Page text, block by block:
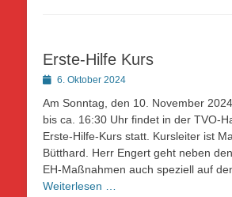
Erste-Hilfe Kurs
Posted6. Oktober 2024
Am Sonntag, den 10. November
bis ca. 16:30 Uhr findet in der TVO-
Erste-Hilfe-Kurs statt. Kursleiter ist
Bütthard. Herr Engert geht neben
EH-Maßnahmen auch speziell auf
Weiterlesen …